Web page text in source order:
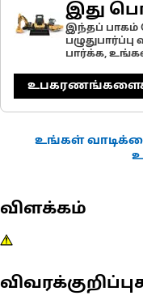
இது
இந்தப் பாகம்
பார்க்க,
உபகரணங்களைச்
உங்கள்
விளக்கம்